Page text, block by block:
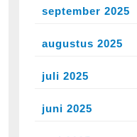
september 2025
augustus 2025
juli 2025
juni 2025